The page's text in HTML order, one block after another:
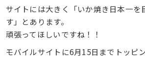
サイトには大きく「いか焼き日本一を
す」とあります。
頑張ってほしいですね！！
モバイルサイトに6月15日までトッピ